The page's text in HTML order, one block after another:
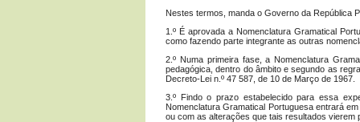
Nestes termos, manda o Governo da República
1.º É aprovada a Nomenclatura Gramatical
como fazendo parte integrante as outras
2.º Numa primeira fase, a Nomenclatura
pedagógica, dentro do âmbito e segundo as
Decreto-Lei n.º 47 587, de 10 de Março de 1967.
3.º Findo o prazo estabelecido para essa
Nomenclatura Gramatical Portuguesa entrará
ou com as alterações que tais resultados vierem